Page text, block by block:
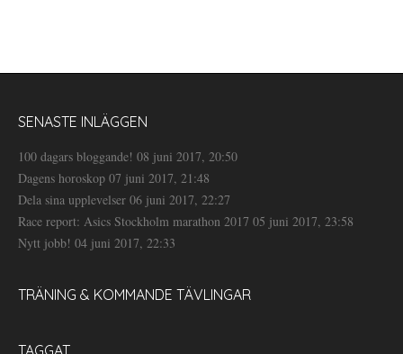
SENASTE INLÄGGEN
100 dagars bloggande! 08 juni 2017, 20:50
Dagens horoskop 07 juni 2017, 21:48
Dela sina upplevelser 06 juni 2017, 22:27
Race report: Asics Stockholm marathon 2017 05 juni 2017, 23:58
Nytt jobb! 04 juni 2017, 22:33
TRÄNING & KOMMANDE TÄVLINGAR
TAGGAT